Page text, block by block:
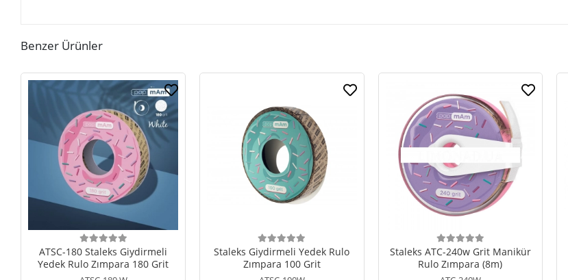
Benzer Ürünler
ATSC-180 Staleks Giydirmeli
Yedek Rulo Zımpara 180 Grit
Staleks Giydirmeli Yedek Rulo
Zımpara 100 Grit
Staleks ATC-240w Grit Manikür
Rulo Zımpara (8m)